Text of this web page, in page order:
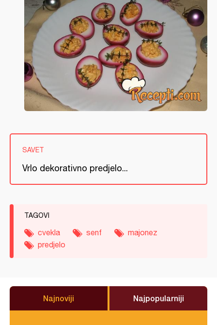
SAVET
Vrlo dekorativno predjelo...
TAGOVI
cvekla senf
majonez
predjelo
Najnoviji Najpopularniji